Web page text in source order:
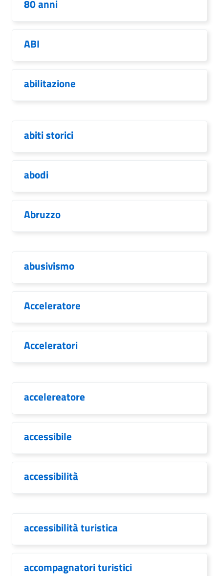
80 anni
ABI
abilitazione
abiti storici
abodi
Abruzzo
abusivismo
Acceleratore
Acceleratori
accelereatore
accessibile
accessibilità
accessibilità turistica
accompagnatori turistici